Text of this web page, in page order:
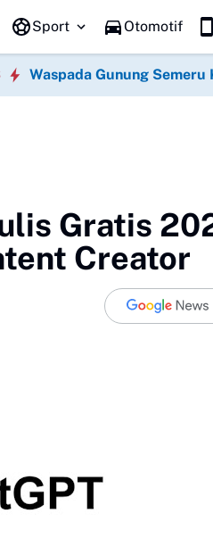
Sport Otomotif
Waspada Gunung Semeru
Gratis
Creator